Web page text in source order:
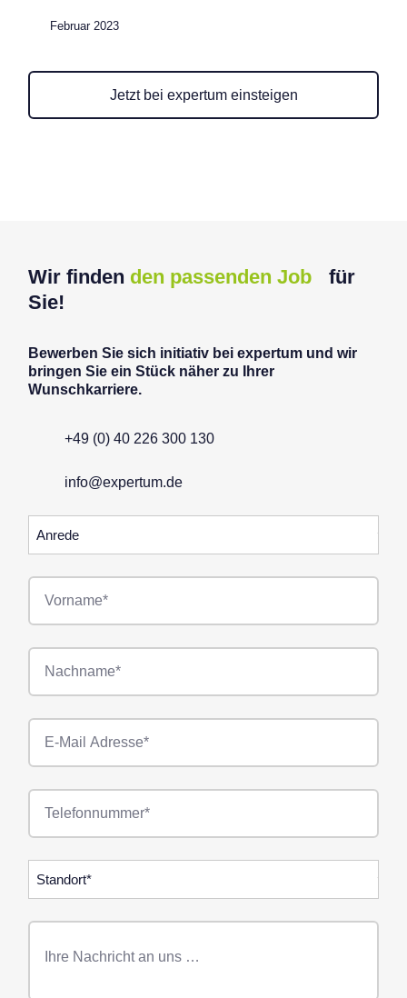
Februar 2023
Jetzt bei expertum einsteigen
Wir finden den passenden Job für
Sie!
Bewerben Sie sich initiativ bei expertum und wir
bringen Sie ein Stück näher zu Ihrer
Wunschkarriere.
+49 (0) 40 226 300 130
info@expertum.de
Vorname*
Nachname*
E-
Mail*
Telefonnummer
Freitext
Nachricht